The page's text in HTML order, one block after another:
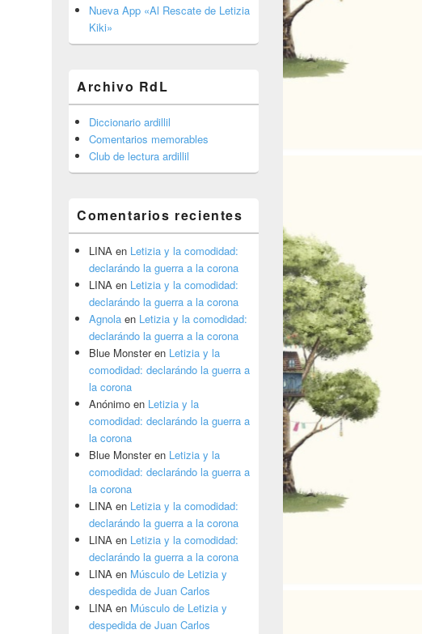
barra
lateral
primaria
Nueva App «Al Rescate de Letizia
Kiki»
Archivo RdL
Diccionario ardillil
Comentarios memorables
Club de lectura ardillil
Comentarios recientes
LINA en Letizia y la comodidad:
declarándo la guerra a la corona
LINA en Letizia y la comodidad:
declarándo la guerra a la corona
Agnola en Letizia y la comodidad:
declarándo la guerra a la corona
Blue Monsteren Letizia y la
comodidad: declarándo la guerra a
la corona
Anónimo en Letizia y la
comodidad: declarándo la guerra a
la corona
Blue Monsteren Letizia y la
comodidad: declarándo la guerra a
la corona
LINA en Letizia y la comodidad:
declarándo la guerra a la corona
LINA en Letizia y la comodidad:
declarándo la guerra a la corona
LINA en Músculo de Letizia y
despedida de Juan Carlos
LINA en Músculo de Letizia y
despedida de Juan Carlos